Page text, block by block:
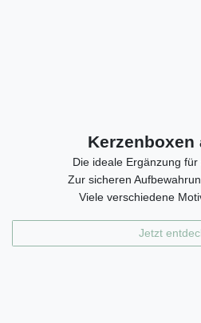
Kerzenboxen
Die ideale Ergänzung für
Zur sicheren
Viele verschiedene
Jetzt